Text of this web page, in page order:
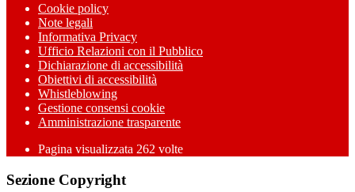
Cookie policy
Note legali
Informativa Privacy
Ufficio Relazioni con il Pubblico
Dichiarazione di accessibilità
Obiettivi di accessibilità
Whistleblowing
Gestione consensi cookie
Amministrazione trasparente
Pagina visualizzata 262 volte
Sezione Copyright